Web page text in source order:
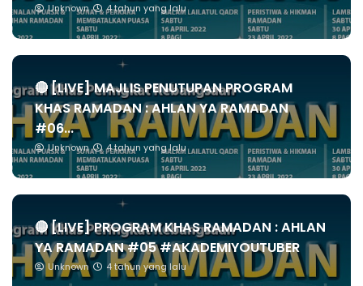
Unknown 4 tahun yang lalu
🔴 [LIVE] MAJLIS PENUTUPAN PROGRAM
KHAS RAMADAN : AHLAN YA RAMADAN
#06...
Unknown 4 tahun yang lalu
🔴 [LIVE] PROGRAM KHAS RAMADAN : AHLAN
YA RAMADAN #05 #AKADEMIYOUTUBER
Unknown 4 tahun yang lalu